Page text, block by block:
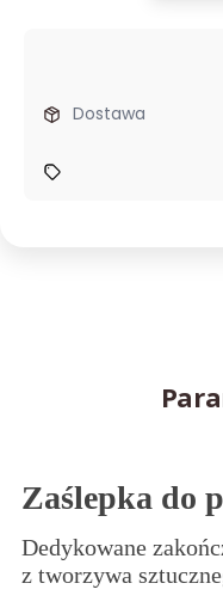
Dostawa
Zaślepka do
Dedykowane
z tworzywa